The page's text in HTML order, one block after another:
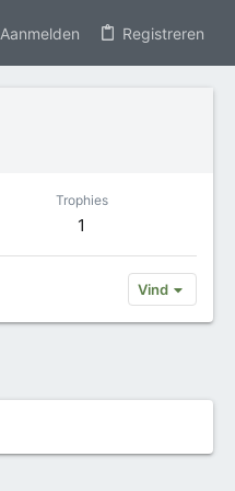
Aanmelden Registreren
Trophies
1
Vind